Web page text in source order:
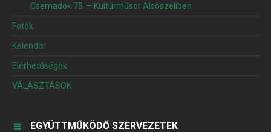
Csemadok 75. – Kultúrműsor Alsószeliben
Fotók
Kalendár
Elérhetőségek
VÁLASZTÁSOK
EGYÜTTMŰKÖDŐ SZERVEZETEK